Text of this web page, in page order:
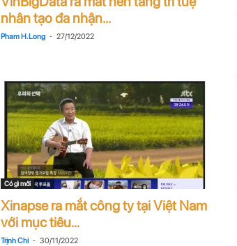
nhân tạo đa nhận...
Pham H. Long - 27/12/2022
Có gì mới
Xinapse ra mắt công ty tại Việt Nam
với mục tiêu...
Trịnh Chi - 30/11/2022